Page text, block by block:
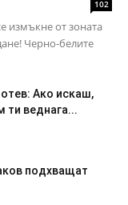
102
измъкне от зоната
Черно-белите
Ако искаш,
ти веднага...
подхващат